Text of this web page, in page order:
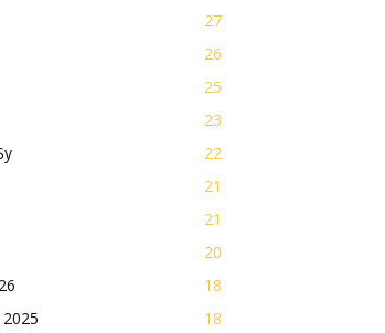
27
26
25
23
22
21
21
20
18
18